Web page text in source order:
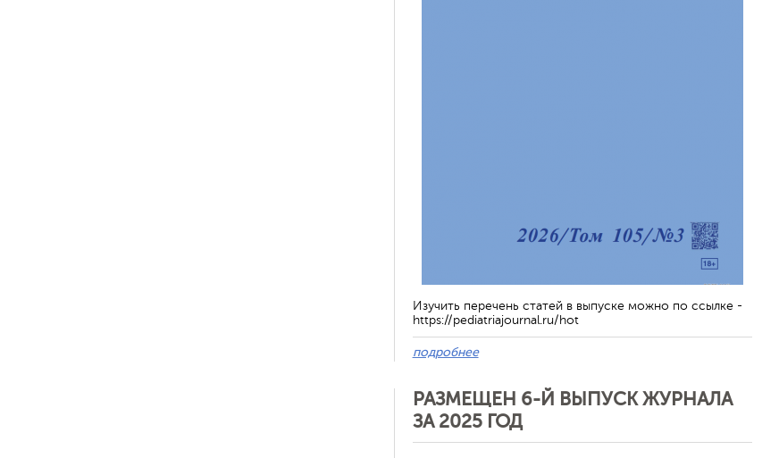
Изучить перечень статей в выпуске можно по ссылке -
https://pediatriajournal.ru/hot
подробнее
РАЗМЕЩЕН 6-Й ВЫПУСК ЖУРНАЛА
ЗА 2025 ГОД